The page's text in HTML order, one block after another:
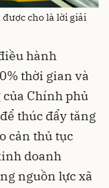
cho là lời giải
hành
thời gian và
Chính phủ
thúc đẩy tăng
cản thủ tục
doanh
nguồn lực xã